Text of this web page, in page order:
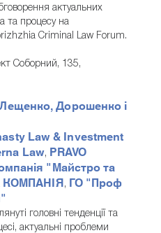
актуальних
та процесу на
Criminal Law Forum.
Соборний, 135,
Дорошенко і
Law & Investment
Law, PRAVO
"Майстро та
, ГО "Проф
головні тенденції та
актуальні проблеми